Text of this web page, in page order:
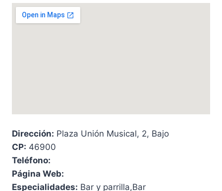
Dirección: Plaza Unión Musical, 2, Bajo
CP: 46900
Teléfono:
Página Web:
Especialidades: Bar y parrilla,Bar